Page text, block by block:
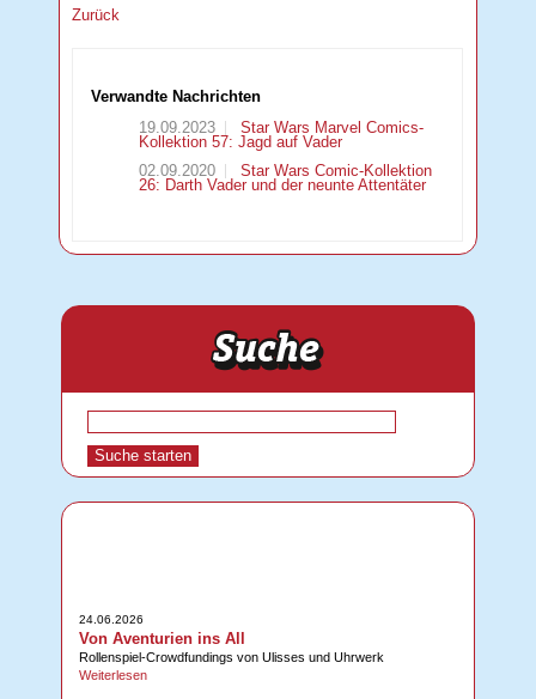
Zurück
Verwandte Nachrichten
19.09.2023
Star Wars Marvel Comics-
Kollektion 57: Jagd auf Vader
02.09.2020
Star Wars Comic-Kollektion
26: Darth Vader und der neunte Attentäter
24.06.2026
Von Aventurien ins All
Rollenspiel-Crowdfundings von Ulisses und Uhrwerk
Weiterlesen